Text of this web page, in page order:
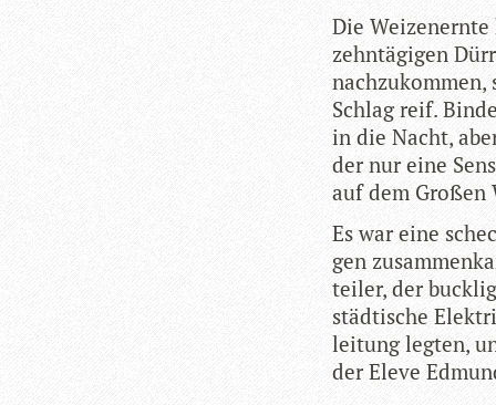
Die
zehn­tä­gi­gen
nach­zu­kom­men,
Schlag reif.
in die Nacht,
der nur eine
auf dem Gro­ßen
Es war eine
gen
tei­ler, der
städ­ti­sche
lei­tung leg­ten,
der Eleve